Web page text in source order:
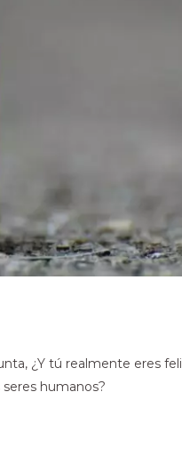
¿Y tú realmente eres
humanos?